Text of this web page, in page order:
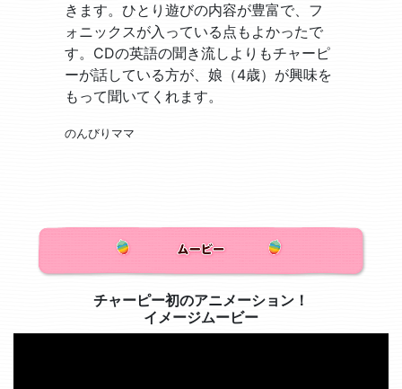
きます。ひとり遊びの内容が豊富で、フ
ォニックスが入っている点もよかったで
す。CDの英語の聞き流しよりもチャーピ
ーが話している方が、娘（4歳）が興味を
もって聞いてくれます。
のんびりママ
チャーピー初のアニメーション！
イメージムービー